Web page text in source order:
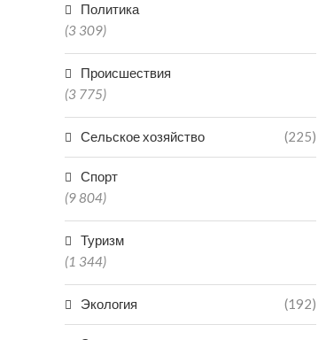
Политика
(3 309)
Происшествия
(3 775)
Сельское хозяйство (225)
Спорт
(9 804)
Туризм
(1 344)
Экология (192)